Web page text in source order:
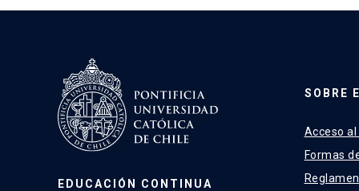
EDUCACIÓN CONTINUA
SOBRE
Acceso
Formas